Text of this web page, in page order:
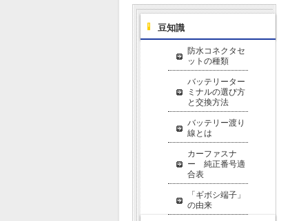
豆知識
防水コネクタセ
ットの種類
バッテリーター
ミナルの選び方
と交換方法
バッテリー渡り
線とは
カーファスナ
ー 純正番号適
合表
「ギボシ端子」
の由来